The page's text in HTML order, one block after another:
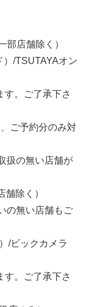
部店舗除く）
/TSUTAYAオン
。ご了承下さ
ご予約分のみ対
扱の無い店舗が
除く）
の無い店舗もご
/ビックカメラ
。ご了承下さ